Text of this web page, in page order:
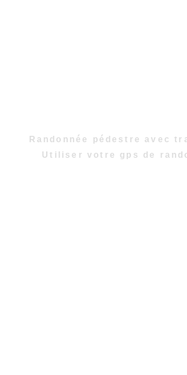
Randonnée pédestre avec
Utiliser votre gps de